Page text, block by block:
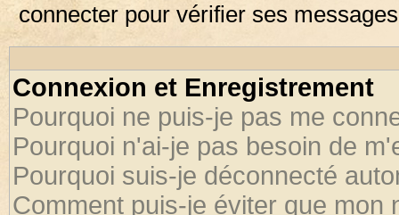
connecter pour vérifier ses
Connexion et Enregistrement
Pourquoi ne puis-je pas me
Pourquoi n'ai-je pas besoin de
Pourquoi suis-je déconnecté
Comment puis-je éviter que mon